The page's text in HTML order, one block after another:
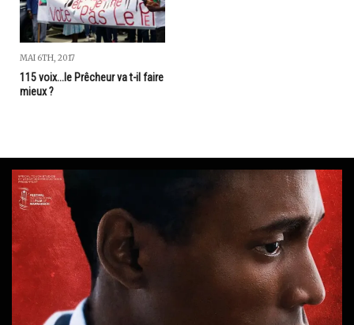
MAI 6TH, 2017
115 voix...le Prêcheur va t-il faire
mieux ?